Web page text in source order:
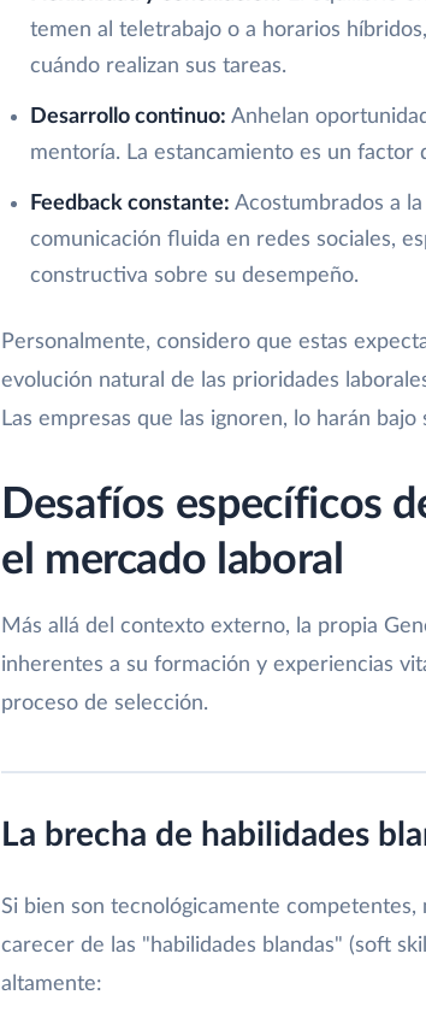
temen al teletrabajo o a horarios
cuándo realizan sus tareas.
Desarrollo continuo: Anhelan
mentoría. La estancamiento es un factor
Feedback constante: Acostumbrados a
comunicación fluida en redes sociales,
constructiva sobre su desempeño.
Personalmente, considero que estas
evolución natural de las prioridades
Las empresas que las ignoren, lo harán bajo
Desafíos específicos
el mercado laboral
Más allá del contexto externo, la propia
inherentes a su formación y experiencias
proceso de selección.
La brecha de habilidades
Si bien son tecnológicamente
carecer de las "habilidades blandas" (soft
altamente: